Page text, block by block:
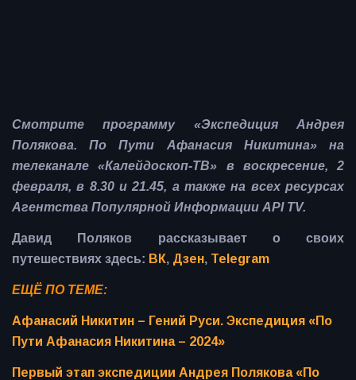
Смотрите программу «Экспедиция Андрея
Полякова. По Пути Афанасия Никитина» на
телеканале «Калейдоскоп-ТВ» в воскресение, 2
февраля, в 8.30 и 21.45, а также на всех ресурсах
Агентства Популярной Информации API TV.
Давид Поляков рассказывает о своих
путешествиях здесь: ВК, Дзен, Telegram
ЕЩЁ ПО ТЕМЕ:
Афанасий Никитин – Гений Руси. Экспедиция «По
Пути Афанасия Никитина – 2024»
Первый этап экспедиции Андрея Полякова «По